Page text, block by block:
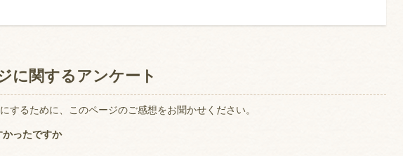
に関するアンケート
するために、このページのご感想をお聞かせください。
かったですか